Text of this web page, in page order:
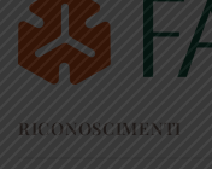
RICONOSCIMENTI